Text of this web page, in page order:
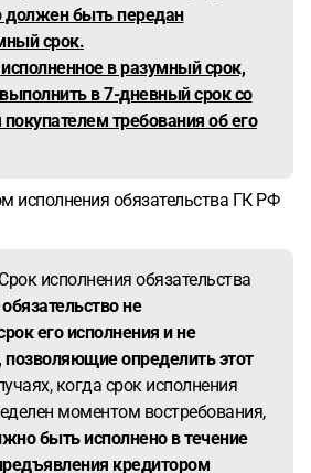
должен быть передан
срок.
в разумный срок,
в 7-дневный срок со
требования об его
исполнения обязательства ГК РФ
исполнения обязательства
не
его исполнения и не
позволяющие определить этот
когда срок исполнения
моментом востребования,
быть исполнено в течение
кредитором